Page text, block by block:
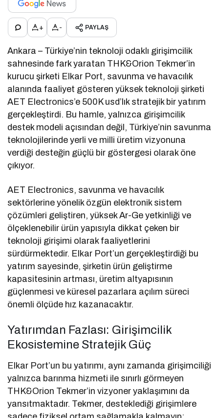
+ - PAYLAŞ
Ankara – Türkiye’nin teknoloji odaklı girişimcilik
sahnesinde fark yaratan THK&Orion Tekmer’in
kurucu şirketi Elkar Port, savunma ve havacılık
alanında faaliyet gösteren yüksek teknoloji şirketi
AET Electronics’e 500K usd’lık stratejik bir yatırım
gerçekleştirdi. Bu hamle, yalnızca girişimcilik
destek modeli açısından değil, Türkiye’nin savunma
teknolojilerinde yerli ve milli üretim vizyonuna
verdiği desteğin güçlü bir göstergesi olarak öne
çıkıyor.
AET Electronics, savunma ve havacılık
sektörlerine yönelik özgün elektronik sistem
çözümleri geliştiren, yüksek Ar-Ge yetkinliği ve
ölçeklenebilir ürün yapısıyla dikkat çeken bir
teknoloji girişimi olarak faaliyetlerini
sürdürmektedir. Elkar Port’un gerçekleştirdiği bu
yatırım sayesinde, şirketin ürün geliştirme
kapasitesinin artması, üretim altyapısının
güçlenmesi ve küresel pazarlara açılım süreci
önemli ölçüde hız kazanacaktır.
Yatırımdan Fazlası: Girişimcilik
Ekosistemine Stratejik Güç
Elkar Port’un bu yatırımı, aynı zamanda girişimciliği
yalnızca barınma hizmeti ile sınırlı görmeyen
THK&Orion Tekmer’in vizyoner yaklaşımını da
yansıtmaktadır. Tekmer, desteklediği girişimlere